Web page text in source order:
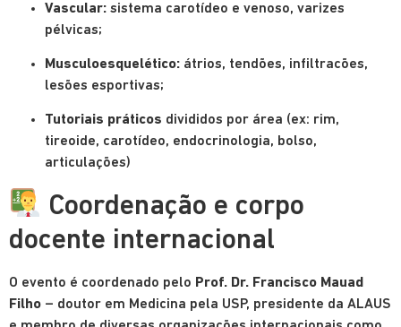
Vascular: sistema carotídeo e venoso, varizes
pélvicas;
Musculoesquelético: átrios, tendões, infiltracões,
lesões esportivas;
Tutoriais práticos divididos por área (ex: rim,
tireoide, carotídeo, endocrinologia, bolso,
articulações)
Coordenação e corpo
docente internacional
O evento é coordenado pelo Prof. Dr. Francisco Mauad
Filho – doutor em Medicina pela USP, presidente da ALAUS